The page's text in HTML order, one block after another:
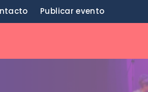
Publicar evento